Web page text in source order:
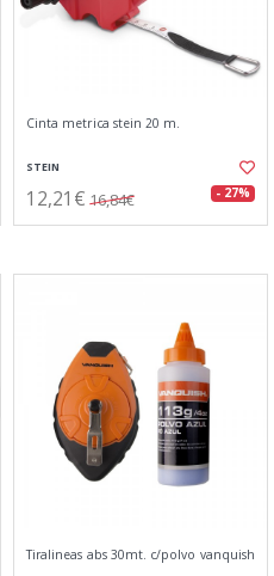
Cinta metrica stein 20 m.
STEIN
12,21€ 16,84€ - 27%
Tiralineas abs 30mt. c/polvo vanquish